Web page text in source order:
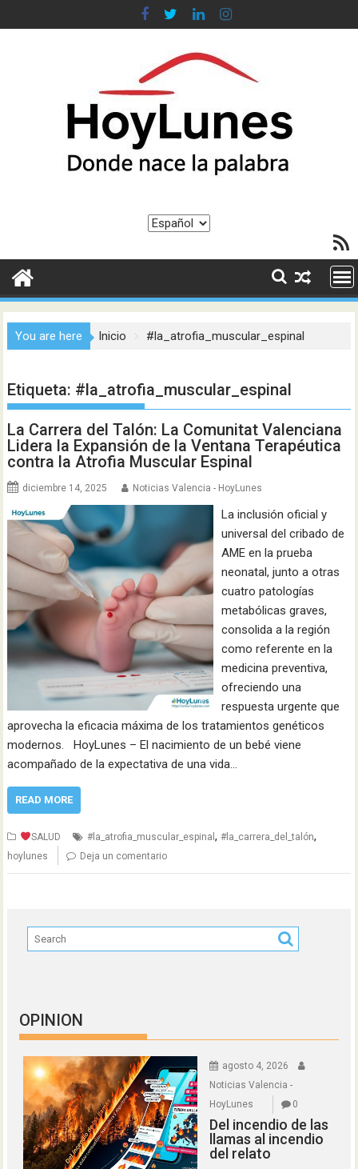
al
Elegir
idioma
Feed
You are here Inicio #la_atrofia_muscular_espinal
Etiqueta: #la_atrofia_muscular_espinal
La Carrera del Talón: La Comunitat Valenciana
Lidera la Expansión de la Ventana Terapéutica
contra la Atrofia Muscular Espinal
diciembre 14, 2025 Noticias Valencia - HoyLunes
La inclusión oficial y
universal del cribado de
AME en la prueba
neonatal, junto a otras
cuatro patologías
metabólicas graves,
consolida a la región
como referente en la
medicina preventiva,
ofreciendo una
respuesta urgente que
aprovecha la eficacia máxima de los tratamientos genéticos
modernos. HoyLunes – El nacimiento de un bebé viene
acompañado de la expectativa de una vida…
READ MORE
SALUD #la_atrofia_muscular_espinal,#la_carrera_del_talón,
hoylunes Deja un comentario
OPINION
agosto 4, 2026
Noticias Valencia -
HoyLunes
0
Del incendio de las
llamas al incendio
del relato